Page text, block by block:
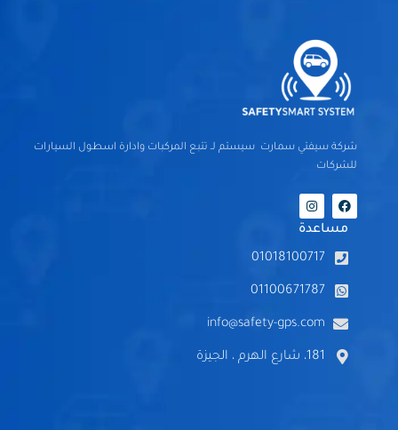
شركة سيفتي سمارت سيستم لـ تتبع المركبات وادارة اسطول السيارات
للشركات
F
a
c
e
o
k
I
n
s
t
a
g
a
مساعدة
01018100717
01100671787
info@safety-gps.com
181، شارع الهرم ، الجيزة